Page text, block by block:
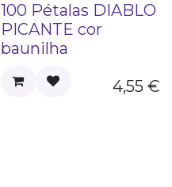
100 Pétalas DIABLO
PICANTE cor
baunilha
4,55 €